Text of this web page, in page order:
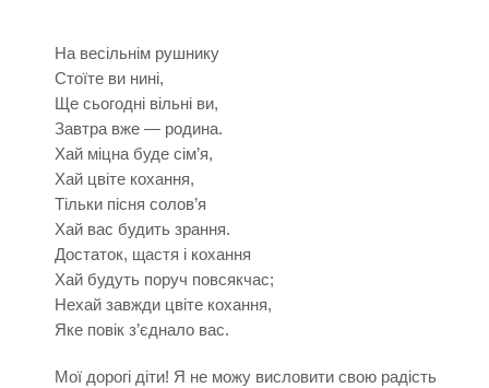
На весільнім рушнику
Стоїте ви нині,
Ще сьогодні вільні ви,
Завтра вже — родина.
Хай міцна буде сім’я,
Хай цвіте кохання,
Тільки пісня солов’я
Хай вас будить зрання.
Достаток, щастя і кохання
Хай будуть поруч повсякчас;
Нехай завжди цвіте кохання,
Яке повік з’єднало вас.
Мої дорогі діти! Я не можу висловити свою радість